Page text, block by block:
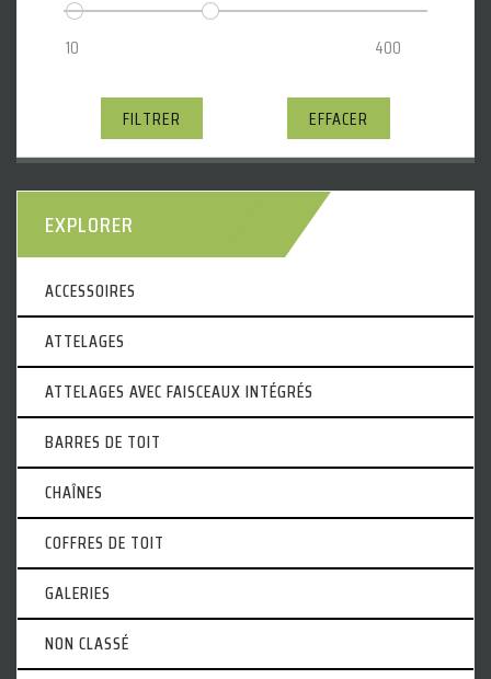
FILTRER EFFACER
EXPLORER
ACCESSOIRES
ATTELAGES
ATTELAGES AVEC FAISCEAUX INTÉGRÉS
BARRES DE TOIT
CHAÎNES
COFFRES DE TOIT
GALERIES
NON CLASSÉ